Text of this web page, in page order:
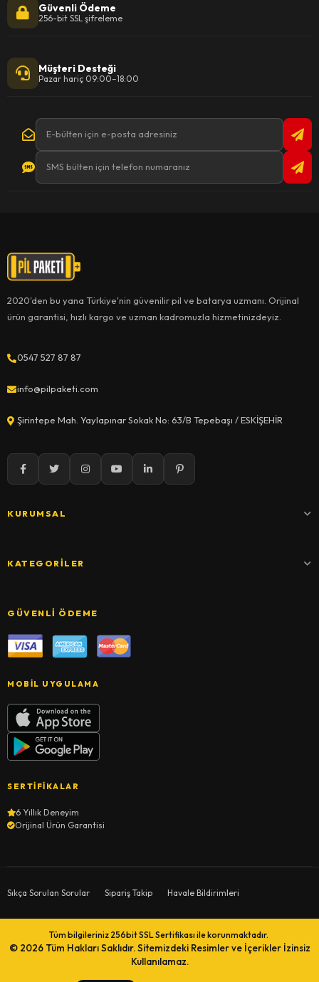
Güvenli Ödeme
256-bit SSL şifreleme
Müşteri Desteği
Pazar hariç 09:00–18:00
2020'den bu yana Türkiye'nin güvenilir pil ve batarya uzmanı. Orijinal
ürün garantisi, hızlı kargo ve uzman kadromuzla hizmetinizdeyiz.
0547 527 87 87
info@pilpaketi.com
Şirintepe Mah. Yaylapınar Sokak No: 63/B Tepebaşı / ESKİŞEHİR
KURUMSAL
KATEGORILER
GÜVENLI ÖDEME
MOBIL UYGULAMA
SERTIFIKALAR
6 Yıllık Deneyim
Orijinal Ürün Garantisi
Sıkça Sorulan Sorular Sipariş Takip Havale Bildirimleri
Tüm bilgileriniz 256bit SSL Sertifikası ile korunmaktadır.
© 2026 Tüm Hakları Saklıdır. Sitemizdeki Resimler ve İçerikler İzinsiz
Kullanılamaz.